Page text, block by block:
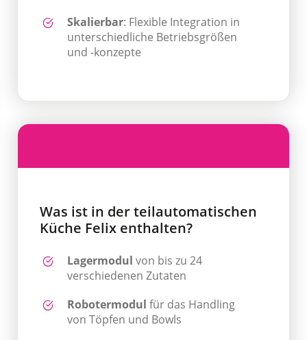
Skalierbar: Flexible Integration in
unterschiedliche Betriebsgrößen
und -konzepte
Was ist in der teilautomatischen
Küche Felix enthalten?
Lagermodul von bis zu 24
verschiedenen Zutaten
Robotermodul für das Handling
von Töpfen und Bowls